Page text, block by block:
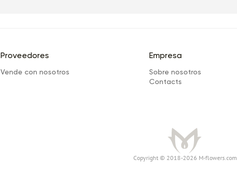
Proveedores
Vende con nosotros
Empresa
Sobre nosotros
Сontacts
Сopyright © 2018-2026 M-flowers.com